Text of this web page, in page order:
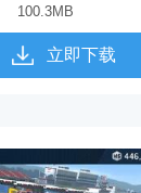
100.3MB
立即下载